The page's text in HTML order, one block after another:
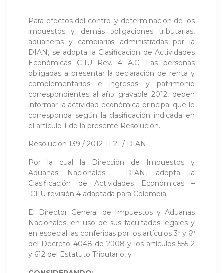
Para efectos del control y determinación de los
impuestos y demás obligaciones tributarias,
aduaneras y cambiarias administradas por la
DIAN, se adopta la Clasificación de Actividades
Económicas CIIU Rev. 4 A.C. Las personas
obligadas a presentar la declaración de renta y
complementarios e ingresos y patrimonio
correspondientes al año gravable 2012, deben
informar la actividad económica principal que le
corresponda según la clasificación indicada en
el artículo 1 de la presente Resolución.
Resolución 139 / 2012-11-21 / DIAN
Por la cual la Dirección de Impuestos y
Aduanas Nacionales – DIAN, adopta la
Clasificación de Actividades Económicas –
CIIU revisión 4 adaptada para Colombia.
El Director General de Impuestos y Aduanas
Nacionales, en uso de sus facultades le­gales y
en especial las conferidas por los artículos 3º y 6º
del Decreto 4048 de 2008 y los artículos 555-2
y 612 del Estatuto Tributario, y